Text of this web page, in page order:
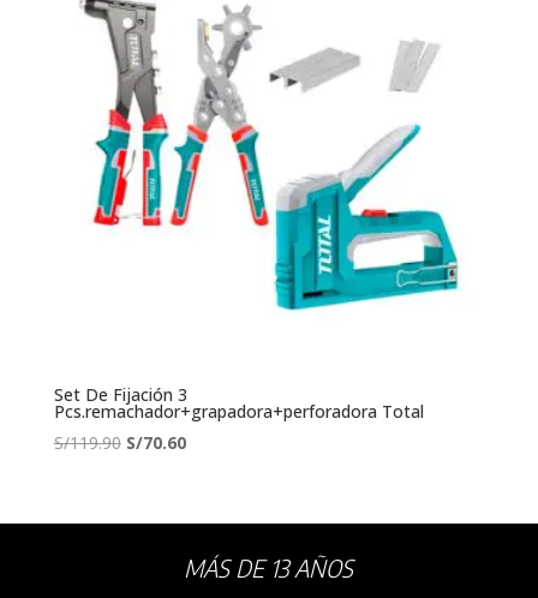
Set De Fijación 3
Pcs.remachador+grapadora+perforadora Total
S/119.90 El
era:
S/70.60El
es:
S/70.60.
MÁS DE 13 AÑOS